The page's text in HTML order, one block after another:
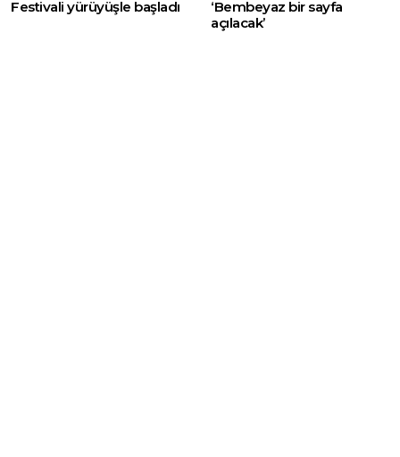
Festivali yürüyüşle başladı
‘Bembeyaz bir sayfa
açılacak’